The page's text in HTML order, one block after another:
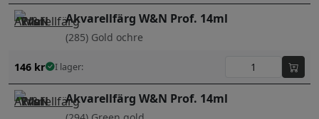
Akvarellfärg W&N Prof. 14ml
(285) Gold ochre
146 kr I lager:
Akvarellfärg W&N Prof. 14ml